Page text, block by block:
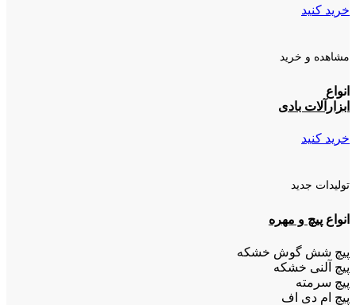
خرید کنید
مشاهده و خرید
انواع
ابزارآلات بادی
خرید کنید
تولیدات جدید
انواع پیچ و مهره
پیچ شش گوش خشکه
پیچ آلنی خشکه
پیچ سرمته
پیچ ام دی اف